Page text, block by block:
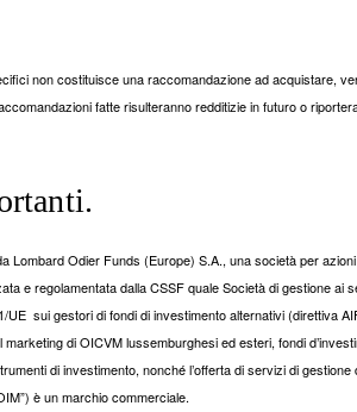
non costituisce una raccomandazione ad acquistare,
fatte risulteranno redditizie in futuro o
Lombard Odier Funds (Europe) S.A., una società per
e regolamentata dalla CSSF quale Società di gestione
UE sui gestori di fondi di investimento alternativi (direttiva
di OICVM lussemburghesi ed esteri, fondi
di investimento, nonché l’offerta di servizi di
è un marchio commerciale.